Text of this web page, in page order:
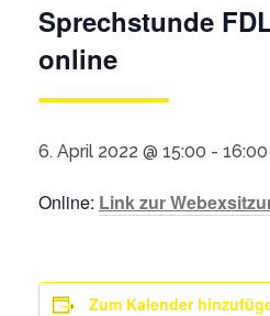
Sprechstunde
online
6. April 2022 @ 15:00 - 16:00
Online: Link zur
Zum Kalender